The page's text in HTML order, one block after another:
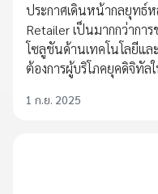
ประกาศเดินหน้ากลยุทธ์ห
Retailer เป็นมากกว่ากา
โซลูชันด้านเทคโนโลยีแ
ต้องการผู้บริโภคยุคดิจิทั
1 ก.ย. 2025